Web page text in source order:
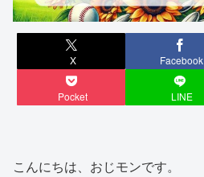
X Facebook
Pocket LINE
こんにちは、おじモンです。